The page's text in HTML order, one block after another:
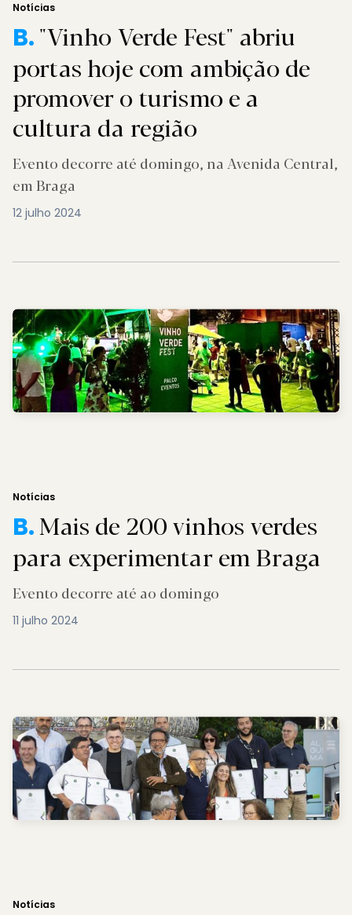
Notícias
B."Vinho Verde Fest" abriu
portas hoje com ambição de
promover o turismo e a
cultura da região
Evento decorre até domingo, na Avenida Central,
em Braga
12 julho 2024
Notícias
B.Mais de 200 vinhos verdes
para experimentar em Braga
Evento decorre até ao domingo
11 julho 2024
Notícias